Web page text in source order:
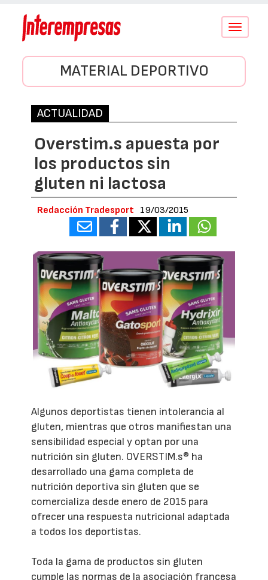
Conmutar
MATERIAL DEPORTIVO
ACTUALIDAD
Overstim.s apuesta por
los productos sin
gluten ni lactosa
Redacción Tradesport 19/03/2015
Algunos deportistas tienen intolerancia al
gluten, mientras que otros manifiestan una
sensibilidad especial y optan por una
nutrición sin gluten. OVERSTIM.s® ha
desarrollado una gama completa de
nutrición deportiva sin gluten que se
comercializa desde enero de 2015 para
ofrecer una respuesta nutricional adaptada
a todos los deportistas.
Toda la gama de productos sin gluten
cumple las normas de la asociación francesa